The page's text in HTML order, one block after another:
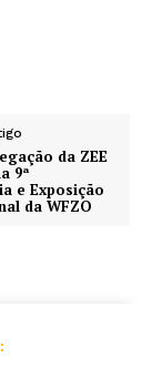
da ZEE
9ª
e Exposição
da WFZO